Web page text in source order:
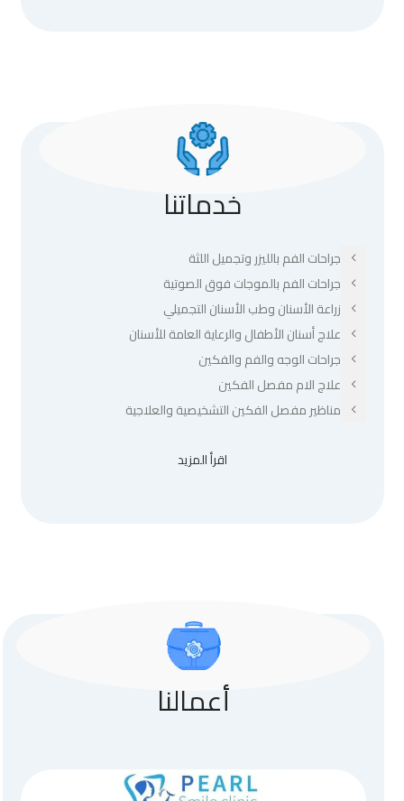
خدماتنا
جراحات الفم بالليزر وتجميل اللثة
جراحات الفم بالموجات فوق الصوتية
زراعة الأسنان وطب الأسنان التجميلي
علاج أسنان الأطفال والرعاية العامة للأسنان
جراحات الوجه والفم والفكين
علاج الام مفصل الفكين
مناظير مفصل الفكين التشخيصية والعلاجية
اقرأ المزيد
أعمالنا